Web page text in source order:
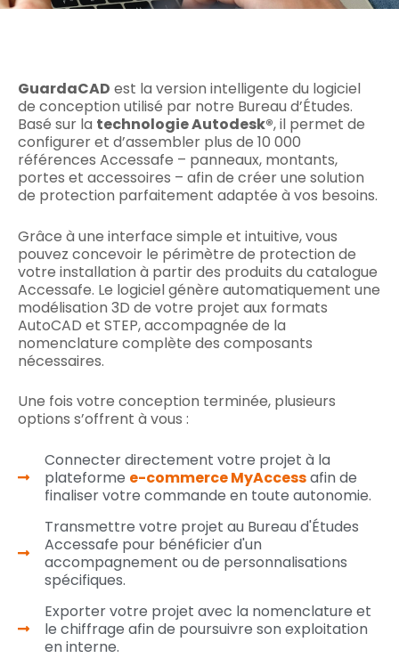
GuardaCAD est la version intelligente du logiciel
de conception utilisé par notre Bureau d’Études.
Basé sur la technologie Autodesk®, il permet de
configurer et d’assembler plus de 10 000
références Accessafe – panneaux, montants,
portes et accessoires – afin de créer une solution
de protection parfaitement adaptée à vos besoins.
Grâce à une interface simple et intuitive, vous
pouvez concevoir le périmètre de protection de
votre installation à partir des produits du catalogue
Accessafe. Le logiciel génère automatiquement une
modélisation 3D de votre projet aux formats
AutoCAD et STEP, accompagnée de la
nomenclature complète des composants
nécessaires.
Une fois votre conception terminée, plusieurs
options s’offrent à vous :
Connecter directement votre projet à la
plateforme e-commerce MyAccessafin de
finaliser votre commande en toute autonomie.
Transmettre votre projet au Bureau d'Études
Accessafe pour bénéficier d'un
accompagnement ou de personnalisations
spécifiques.
Exporter votre projet avec la nomenclature et
le chiffrage afin de poursuivre son exploitation
en interne.